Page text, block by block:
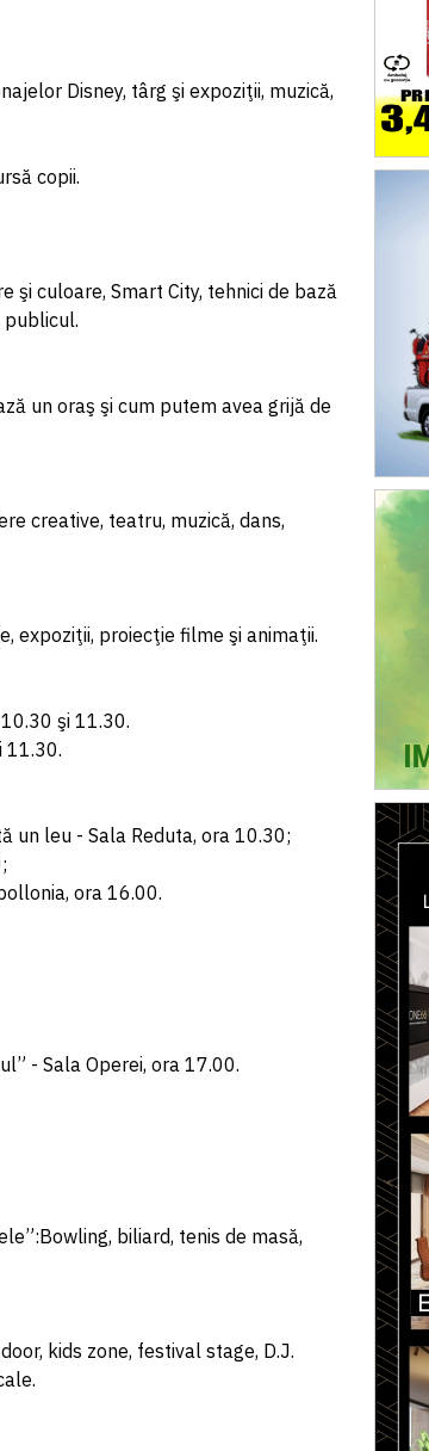
Disney, târg şi expoziţii, muzică,
copii.
şi culoare, Smart City, tehnici de bază
publicul.
un oraş şi cum putem avea grijă de
creative, teatru, muzică, dans,
expoziţii, proiecţie filme şi animaţii.
şi 11.30.
11.30.
un leu - Sala Reduta, ora 10.30;
ora 16.00.
- Sala Operei, ora 17.00.
biliard, tenis de masă,
kids zone, festival stage, D.J.